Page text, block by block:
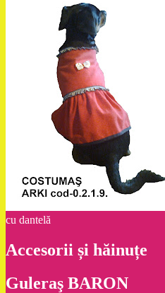
cu dantelă
Accesorii și hăinuțe
Guleraş BARON